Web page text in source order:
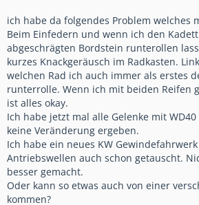
ich habe da folgendes Problem welches
Beim Einfedern und wenn ich den
abgeschrägten Bordstein runterollen
kurzes Knackgeräusch im Radkasten.
welchen Rad ich auch immer als erstes
runterrolle. Wenn ich mit beiden Reifen
ist alles okay.
Ich habe jetzt mal alle Gelenke mit
keine Veränderung ergeben.
Ich habe ein neues KW
Antriebswellen auch schon getauscht.
besser gemacht.
Oder kann so etwas auch von einer
kommen?